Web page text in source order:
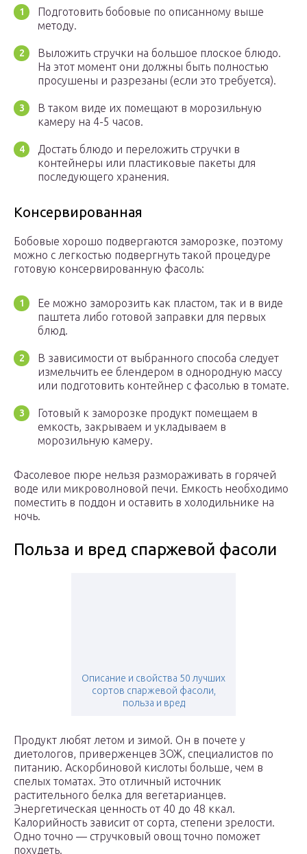
Подготовить бобовые по описанному выше
методу.
Выложить стручки на большое плоское блюдо.
На этот момент они должны быть полностью
просушены и разрезаны (если это требуется).
В таком виде их помещают в морозильную
камеру на 4-5 часов.
Достать блюдо и переложить стручки в
контейнеры или пластиковые пакеты для
последующего хранения.
Консервированная
Бобовые хорошо подвергаются заморозке, поэтому
можно с легкостью подвергнуть такой процедуре
готовую консервированную фасоль:
Ее можно заморозить как пластом, так и в виде
паштета либо готовой заправки для первых
блюд.
В зависимости от выбранного способа следует
измельчить ее блендером в однородную массу
или подготовить контейнер с фасолью в томате.
Готовый к заморозке продукт помещаем в
емкость, закрываем и укладываем в
морозильную камеру.
Фасолевое пюре нельзя размораживать в горячей
воде или микроволновой печи. Емкость необходимо
поместить в поддон и оставить в холодильнике на
ночь.
Польза и вред спаржевой фасоли
Описание и свойства 50 лучших
сортов спаржевой фасоли,
польза и вред
Продукт любят летом и зимой. Он в почете у
диетологов, приверженцев ЗОЖ, специалистов по
питанию. Аскорбиновой кислоты больше, чем в
спелых томатах. Это отличный источник
растительного белка для вегетарианцев.
Энергетическая ценность от 40 до 48 ккал.
Калорийность зависит от сорта, степени зрелости.
Одно точно — стручковый овощ точно поможет
похудеть.